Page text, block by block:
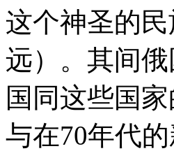
这个神圣的
远）。其间
国同这些国
与在70年代